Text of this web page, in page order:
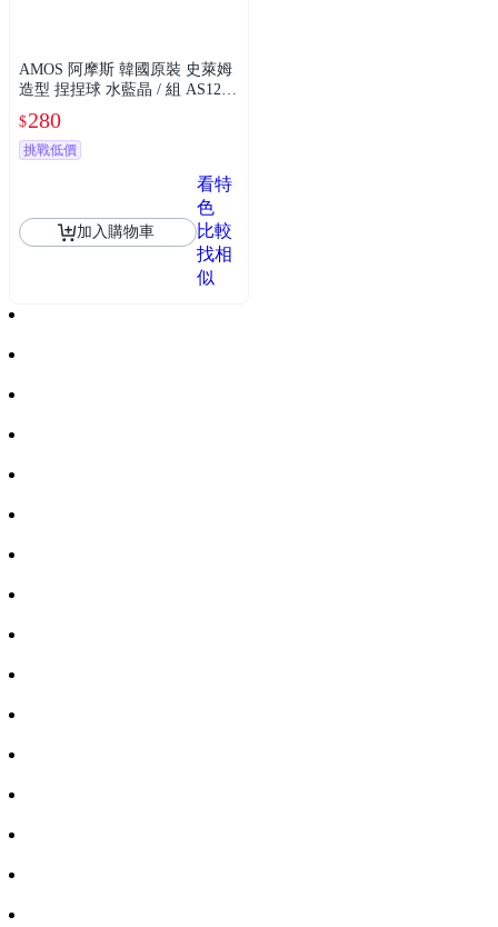
AMOS 阿摩斯 韓國原裝 史萊姆
造型 捏捏球 水藍晶 / 組 AS120P
1-CT
$280
挑戰低價
加入購物車
看特
色
比較
找相
似